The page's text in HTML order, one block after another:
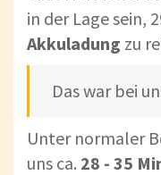
in der Lage sein,
Akkuladung zu
Das war bei
Unter normaler
uns ca. 28 - 35